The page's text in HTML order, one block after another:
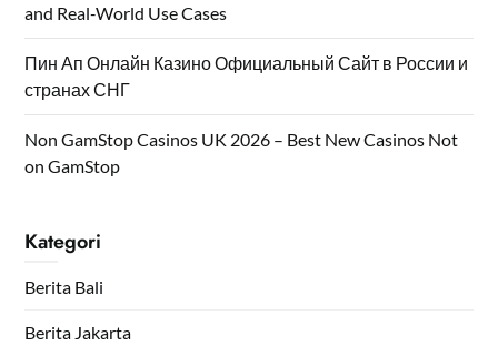
and Real‑World Use Cases
Пин Ап Онлайн Казино Официальный Сайт в России и
странах СНГ
Non GamStop Casinos UK 2026 – Best New Casinos Not
on GamStop
Kategori
Berita Bali
Berita Jakarta